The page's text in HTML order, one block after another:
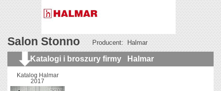
Salon Stonno Producent: Halmar
Katalogi i broszury firmy Halmar
Katalog Halmar
2017